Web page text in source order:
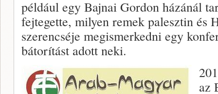
például egy Bajnai Gordon házánál
fejtegette, milyen remek palesztin és
szerencséje megismerkedni egy
bátorítást adott neki.
az